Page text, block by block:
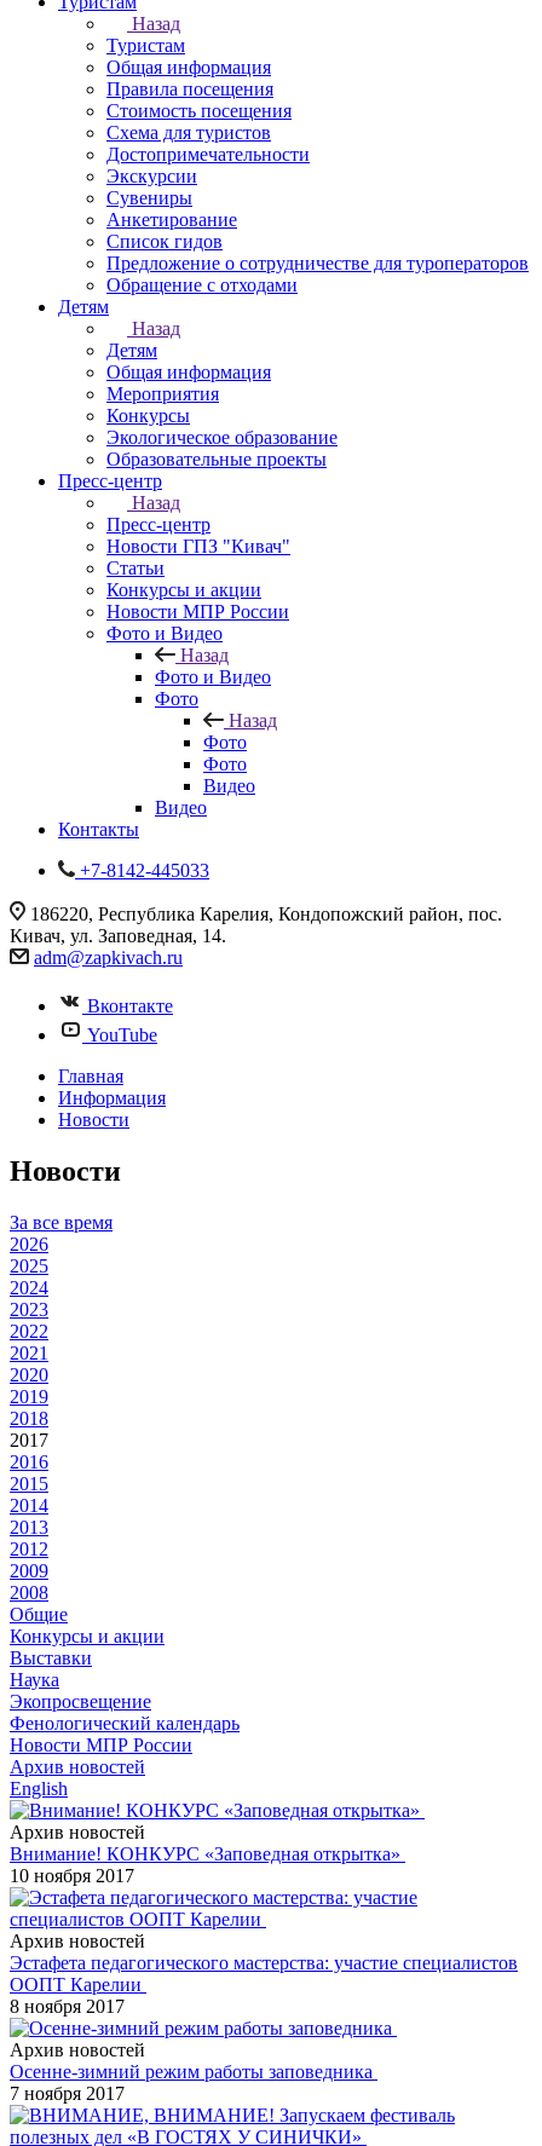
Назад
Туристам
Общая информация
Правила посещения
Стоимость посещения
Схема для туристов
Достопримечательности
Экскурсии
Сувениры
Анкетирование
Список гидов
Предложение о сотрудничестве для туроператоров
Обращение с отходами
Детям
Назад
Детям
Общая информация
Мероприятия
Конкурсы
Экологическое образование
Образовательные проекты
Пресс-центр
Назад
Пресс-центр
Новости ГПЗ "Кивач"
Статьи
Конкурсы и акции
Новости МПР России
Фото и Видео
Назад
Фото и Видео
Фото
Назад
Фото
Фото
Видео
Видео
Контакты
+7-8142-445033
186220, Республика Карелия, Кондопожский район, пос.
Кивач, ул. Заповедная, 14.
adm@zapkivach.ru
Вконтакте
YouTube
Главная
Информация
Новости
Новости
За все время
2026
2025
2024
2023
2022
2021
2020
2019
2018
2017
2016
2015
2014
2013
2012
2009
2008
Общие
Конкурсы и акции
Выставки
Наука
Экопросвещение
Фенологический календарь
Новости МПР России
Архив новостей
English
Архив новостей
Внимание! КОНКУРС «Заповедная открытка»
10 ноября 2017
Архив новостей
Эстафета педагогического мастерства: участие специалистов
ООПТ Карелии
8 ноября 2017
Архив новостей
Осенне-зимний режим работы заповедника
7 ноября 2017